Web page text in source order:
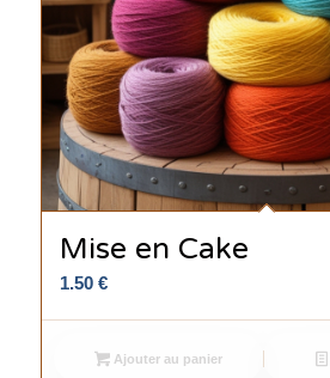
Mise en Cake
1.50 €
Ajouter au panier